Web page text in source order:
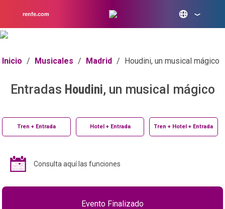
renfe.com
Inicio / Musicales / Madrid / Houdini, un musical mágico
Entradas Houdini, un musical mágico
Tren + Entrada Hotel + Entrada Tren + Hotel + Entrada
Consulta aquí las funciones
Evento Finalizado